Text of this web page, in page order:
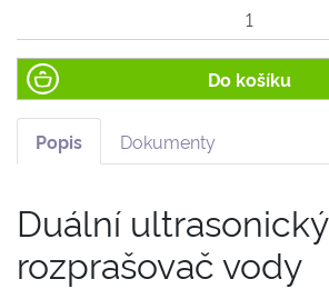
Do košíku
Popis Dokumenty
Duální ultrasonický
rozprašovač vody